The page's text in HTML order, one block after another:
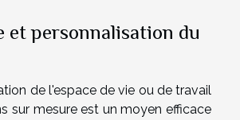
et personnalisation du
de l'espace de vie ou de travail
sur mesure est un moyen efficace